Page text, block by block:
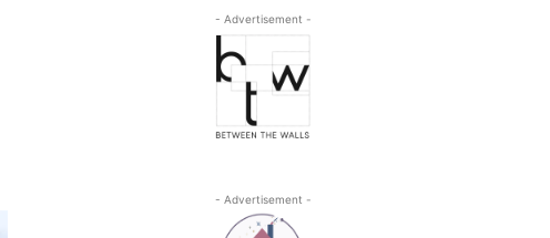
- Advertisement -
- Advertisement -